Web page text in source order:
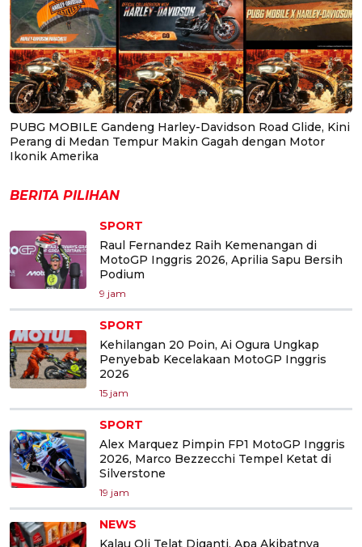
PUBG MOBILE Gandeng Harley-Davidson Road Glide, Kini
Perang di Medan Tempur Makin Gagah dengan Motor
Ikonik Amerika
BERITA PILIHAN
SPORT
Raul Fernandez Raih Kemenangan di
MotoGP Inggris 2026, Aprilia Sapu Bersih
Podium
9 jam
SPORT
Kehilangan 20 Poin, Ai Ogura Ungkap
Penyebab Kecelakaan MotoGP Inggris
2026
15 jam
SPORT
Alex Marquez Pimpin FP1 MotoGP Inggris
2026, Marco Bezzecchi Tempel Ketat di
Silverstone
19 jam
NEWS
Kalau Oli Telat Diganti, Apa Akibatnya